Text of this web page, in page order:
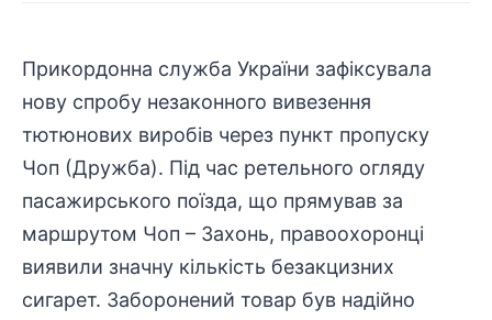
Прикордонна служба України зафіксувала
нову спробу незаконного вивезення
тютюнових виробів через пункт пропуску
Чоп (Дружба). Під час ретельного огляду
пасажирського поїзда, що прямував за
маршрутом Чоп – Захонь, правоохоронці
виявили значну кількість безакцизних
сигарет. Заборонений товар був надійно